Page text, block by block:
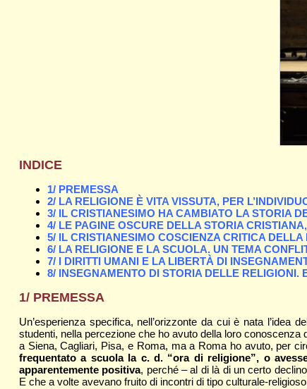
INDICE
1/ PREMESSA
2/ LA RELIGIONE È VITA VISSUTA, PER
3/ IL CRISTIANESIMO HA CAMBIATO LA STORIA
4/ LE PAGINE OSCURE DELLA STORIA
5/ IL CRISTIANESIMO COSCIENZA CRITICA DELLA
6/ LA RELIGIONE E LA SCUOLA. UN TEMA
7/ I DIRITTI UMANI E LA LIBERTÀ DI
8/ INSEGNAMENTO DI STORIA DELLE RELIGIONI.
1/ PREMESSA
Un’esperienza specifica, nell’orizzonte da cui è nata l’idea
studenti, nella percezione che ho avuto della loro
a Siena, Cagliari, Pisa, e Roma, ma a Roma ho avuto, per
frequentato a scuola la c. d. “ora di religione”, o
apparentemente positiva, perché – al di là di un certo
E che a volte avevano fruito di incontri di tipo culturale-